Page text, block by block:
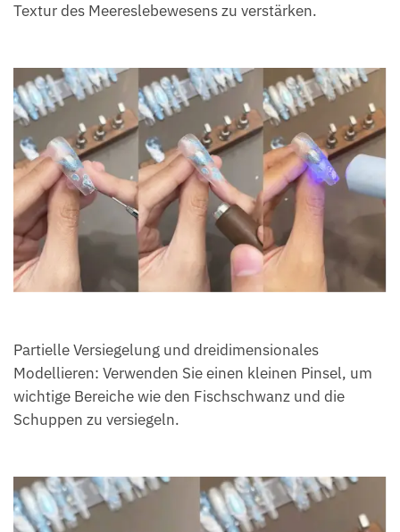
Textur des Meereslebewesens zu verstärken.
Partielle Versiegelung und dreidimensionales
Modellieren: Verwenden Sie einen kleinen Pinsel, um
wichtige Bereiche wie den Fischschwanz und die
Schuppen zu versiegeln.